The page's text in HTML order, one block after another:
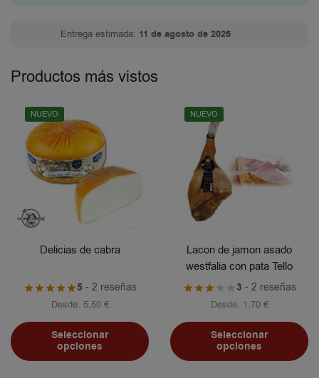
Entrega estimada: 11 de agosto de 2026
Productos más vistos
NUEVO
Delicias de cabra
5- 2 reseñas
Desde: 5,50 €
Seleccionar
opciones
NUEVO
Lacon de jamon asado
westfalia con pata Tello
3 - 2 reseñas
Desde: 1,70 €
Seleccionar
opciones